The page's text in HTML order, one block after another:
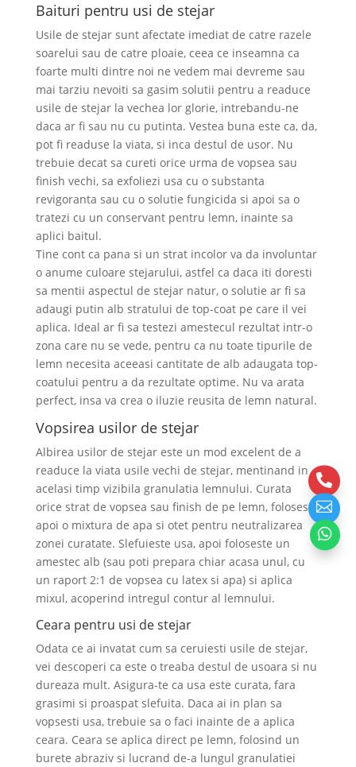
Baituri pentru usi de stejar
Usile de stejar sunt afectate imediat de catre razele
soarelui sau de catre ploaie, ceea ce inseamna ca
foarte multi dintre noi ne vedem mai devreme sau
mai tarziu nevoiti sa gasim solutii pentru a readuce
usile de stejar la vechea lor glorie, intrebandu-ne
daca ar fi sau nu cu putinta. Vestea buna este ca, da,
pot fi readuse la viata, si inca destul de usor. Nu
trebuie decat sa cureti orice urma de vopsea sau
finish vechi, sa exfoliezi usa cu o substanta
revigoranta sau cu o solutie fungicida si apoi sa o
tratezi cu un conservant pentru lemn, inainte sa
aplici baitul.
Tine cont ca pana si un strat incolor va da involuntar
o anume culoare stejarului, astfel ca daca iti doresti
sa mentii aspectul de stejar natur, o solutie ar fi sa
adaugi putin alb stratului de top-coat pe care il vei
aplica. Ideal ar fi sa testezi amestecul rezultat intr-o
zona care nu se vede, pentru ca nu toate tipurile de
lemn necesita aceeasi cantitate de alb adaugata top-
coatului pentru a da rezultate optime. Nu va arata
perfect, insa va crea o iluzie reusita de lemn natural.
Vopsirea usilor de stejar
Albirea usilor de stejar este un mod excelent de a
readuce la viata usile vechi de stejar, mentinand in
acelasi timp vizibila granulatia lemnului. Curata
orice strat de vopsea sau finish de pe lemn, foloseste
apoi o mixtura de apa si otet pentru neutralizarea
zonei curatate. Slefuieste usa, apoi foloseste un
amestec alb (sau poti prepara chiar acasa unul, cu
un raport 2:1 de vopsea cu latex si apa) si aplica
mixul, acoperind intregul contur al lemnului.
Ceara pentru usi de stejar
Odata ce ai invatat cum sa ceruiesti usile de stejar,
vei descoperi ca este o treaba destul de usoara si nu
dureaza mult. Asigura-te ca usa este curata, fara
grasimi si proaspat slefuita. Daca ai in plan sa
vopsesti usa, trebuie sa o faci inainte de a aplica
ceara. Ceara se aplica direct pe lemn, folosind un
burete abraziv si lucrand de-a lungul granulatiei


